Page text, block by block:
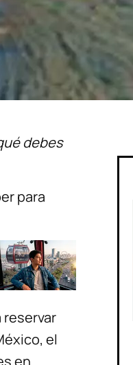
debes
para
el